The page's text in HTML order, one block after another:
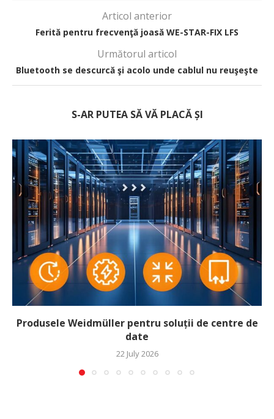
Articol anterior
Ferită pentru frecvenţă joasă WE-STAR-FIX LFS
Următorul articol
Bluetooth se descurcă şi acolo unde cablul nu reuşeşte
S-AR PUTEA SĂ VĂ PLACĂ ȘI
Produsele Weidmüller pentru soluții de centre de
date
22 July 2026